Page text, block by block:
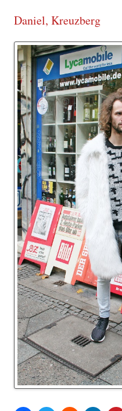
Daniel, Kreuzberg